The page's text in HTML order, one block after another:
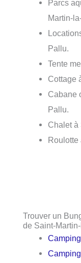
Parcs
Martin-
Pallu.
Tente
Cottage
Cabane
Pallu.
Chalet à
Trouver un
de Saint-